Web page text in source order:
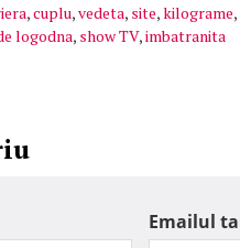
,cuplu,vedeta, site,kilograme,
logodna, show TV,imbatranita
Emailul